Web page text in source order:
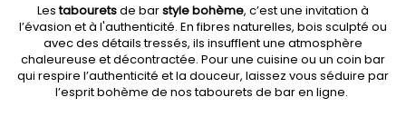
Lestabouretsde barstyle bohème, c’est une invitation à
l’évasion et à l'authenticité. En fibres naturelles, bois sculpté ou
avec des détails tressés, ils insufflent une atmosphère
chaleureuse et décontractée. Pour une cuisine ou un coin bar
qui respire l’authenticité et la douceur, laissez vous séduire par
l’esprit bohème de nos tabourets de bar en ligne.